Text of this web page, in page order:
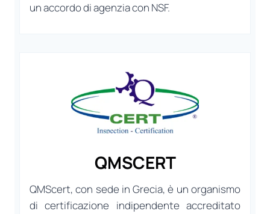
un accordo di agenzia con NSF.
QMSCERT
QMScert, con sede in Grecia, è un organismo
di certificazione indipendente accreditato